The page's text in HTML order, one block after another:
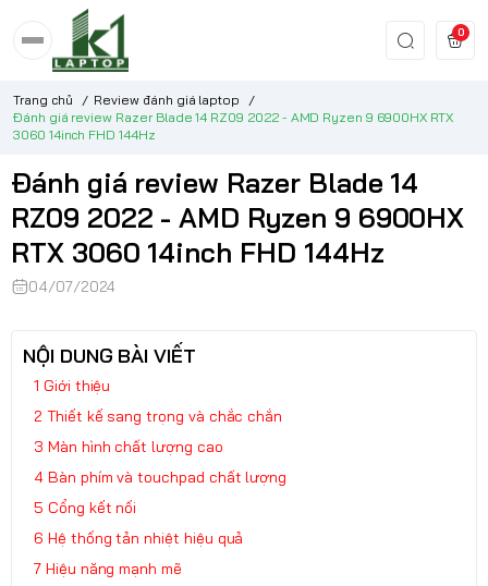
0
Trang chủ / Review đánh giá laptop
/
Đánh giá review Razer Blade 14 RZ09 2022 - AMD Ryzen 9 6900HX RTX
3060 14inch FHD 144Hz
Đánh giá review Razer Blade 14
RZ09 2022 - AMD Ryzen 9 6900HX
RTX 3060 14inch FHD 144Hz
04/07/2024
NỘI DUNG BÀI VIẾT
Giới thiệu
Thiết kế sang trọng và chắc chắn
Màn hình chất lượng cao
Bàn phím và touchpad chất lượng
Cổng kết nối
Hệ thống tản nhiệt hiệu quả
Hiệu năng mạnh mẽ